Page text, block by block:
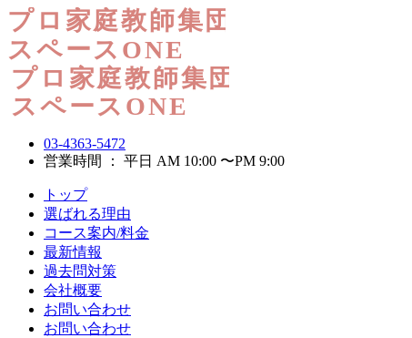
03-4363-5472
営業時間 ： 平日 AM 10:00 〜PM 9:00
トップ
選ばれる理由
コース案内/料金
最新情報
過去問対策
会社概要
お問い合わせ
お問い合わせ